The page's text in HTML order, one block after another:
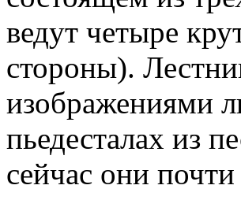
ведут четыре
стороны).
изображениями
пьедесталах из
сейчас они